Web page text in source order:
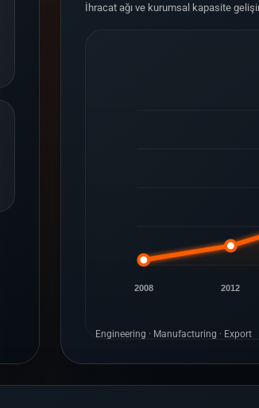
İhracat ağı ve kurumsal kapasite
2008 2012
Engineering · Manufacturing · Export